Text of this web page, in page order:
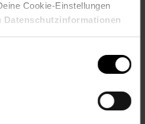
Cookie-Einstellungen
Datenschutzinformationen
Weinwelt